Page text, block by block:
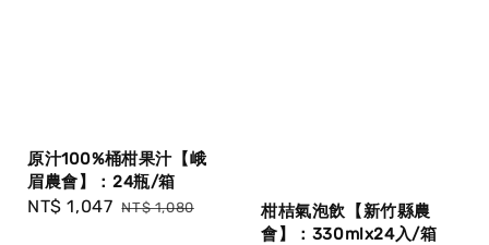
原汁100%桶柑果汁【峨
眉農會】：24瓶/箱
Sale
NT$ 1,047 Regular
NT$ 1,080
柑桔氣泡飲【新竹縣農
會】：330mlx24入/箱